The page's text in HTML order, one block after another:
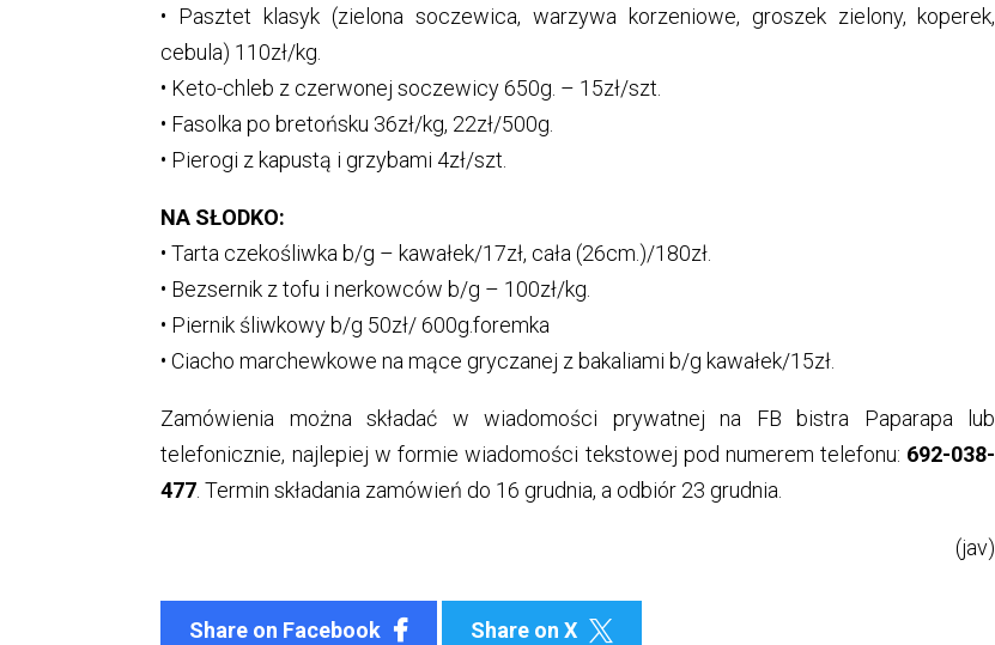
• Pasztet klasyk (zielona soczewica, warzywa korzeniowe, groszek zielony, koperek,
cebula) 110zł/kg.
• Keto-chleb z czerwonej soczewicy 650g. – 15zł/szt.
• Fasolka po bretońsku 36zł/kg, 22zł/500g.
• Pierogi z kapustą i grzybami 4zł/szt.
NA SŁODKO:
• Tarta czekośliwka b/g – kawałek/17zł, cała (26cm.)/180zł.
• Bezsernik z tofu i nerkowców b/g – 100zł/kg.
• Piernik śliwkowy b/g 50zł/ 600g.foremka
• Ciacho marchewkowe na mące gryczanej z bakaliami b/g kawałek/15zł.
Zamówienia można składać w wiadomości prywatnej na FB bistra Paparapa lub
telefonicznie, najlepiej w formie wiadomości tekstowej pod numerem telefonu: 692-038-
477 . Termin składania zamówień do 16 grudnia, a odbiór 23 grudnia.
(jav)
Share on Facebook Share on X 